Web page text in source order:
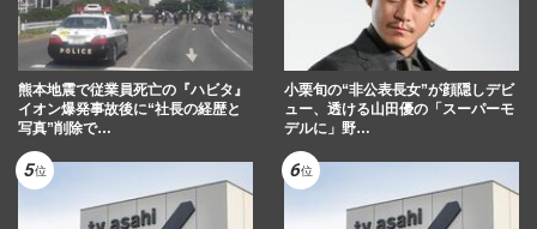
熊本地震で従業員死亡の『ハビタ』
イオン爆発事故後に“社長の経歴と
写真”削除で…
小栗旬の“非公表長女”が顔隠しデビ
ュー、透ける山田優の「スーパーモ
デルに」野…